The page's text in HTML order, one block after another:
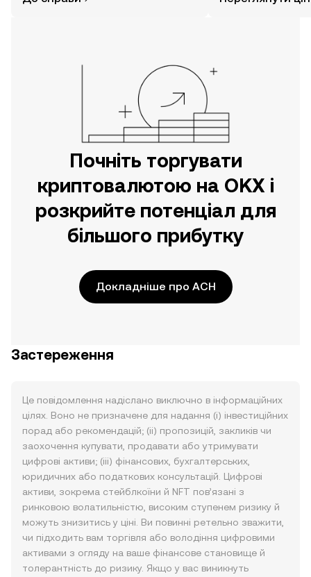
Почніть торгувати
криптовалютою на OKX і
розкрийте потенціал для
більшого прибутку
Докладніше про ACH
Застереження
Це повідомлення надіслано виключно в інформаційних
цілях. Воно не призначене для надання (i) інвестиційних
порад або рекомендацій; (ii) пропозицій, закликів чи
заохочення купувати, продавати або утримувати
цифрові активи; (iii) фінансових, бухгалтерських,
юридичних або податкових консультацій. Цифрові
активи, зокрема стейблкоїни й NFT пов’язані з
ринковою волатильністю, високим ступенем ризику й
можуть знизитись у ціні. Ви повинні ретельно зважити,
чи підходить вам торгівля або володіння цифровими
активами з огляду на ваше фінансове становище й
толерантність до ризику. Якщо у вас виникнуть